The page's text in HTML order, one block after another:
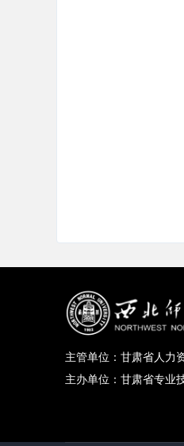
主管单位：甘肃
主办单位：甘肃省专